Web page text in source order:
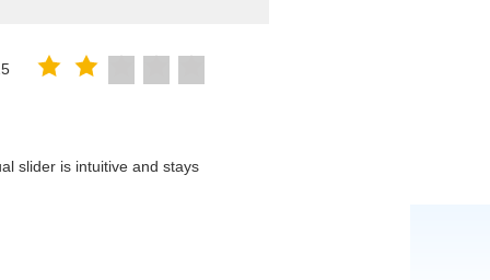
slider is intuitive and stays